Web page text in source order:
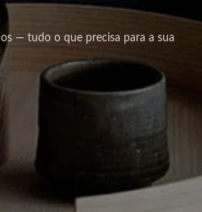
— tudo o que precisa para a sua